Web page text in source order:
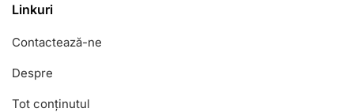
Linkuri
Contactează-ne
Despre
Tot conținutul